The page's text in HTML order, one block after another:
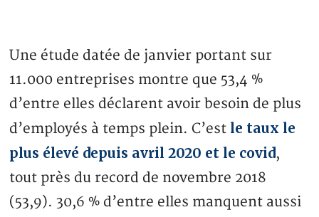
Une étude datée de janvier portant sur
11.000 entreprises montre que 53,4 %
d’entre elles déclarent avoir besoin de plus
d’employés à temps plein. C’est le taux le
plus élevé depuis avril 2020 et le covid,
tout près du record de novembre 2018
(53,9). 30,6 % d’entre elles manquent aussi